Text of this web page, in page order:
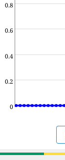
0
0.2
0.4
0.6
0.8